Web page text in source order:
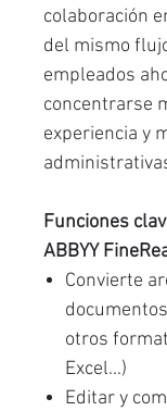
colaboración
del mismo
empleados
concentrarse
experiencia y
Funciones
ABBYY
Convierte
otros
Excel...)
Editar y